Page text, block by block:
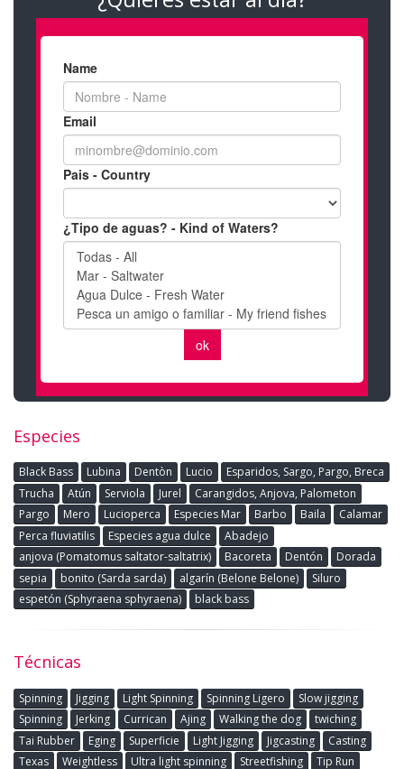
Especies
Black Bass Lubina Dentòn Lucio
Esparidos, Sargo, Pargo, Breca
Trucha
Atún Serviola Jurel
Carangidos, Anjova, Palometon
Pargo
Mero Lucioperca Especies Mar Barbo Baila
Calamar
Perca fluviatilis
Especies agua dulce
Abadejo
anjova (Pomatomus saltator-saltatrix)
Bacoreta Dentón
Dorada
sepia
bonito (Sarda sarda) algarín (Belone Belone)
Siluro
espetón (Sphyraena sphyraena)
black bass
Técnicas
Spinning Jigging Light Spinning Spinning Ligero
Slow jigging
Spinning
Jerking Currican Ajing Walking the dog
twiching
Tai Rubber
Eging Superficie Light Jigging Jigcasting
Casting
Texas
Weightless Ultra light spinning Streetfishing
Tip Run